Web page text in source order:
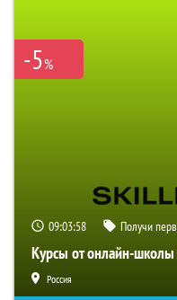
-5%
09:03:57 Получи
Курсы от онлайн-
Россия